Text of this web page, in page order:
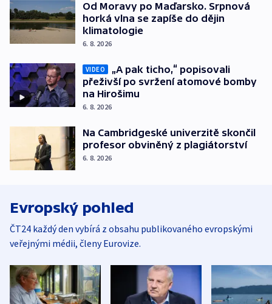
Od Moravy po Maďarsko. Srpnová
horká vlna se zapíše do dějin
klimatologie
6. 8. 2026
VIDEO
„A pak ticho,“ popisovali
přeživší po svržení atomové bomby
na Hirošimu
6. 8. 2026
Na Cambridgeské univerzitě skončil
profesor obviněný z plagiátorství
6. 8. 2026
Evropský pohled
ČT24 každý den vybírá z obsahu publikovaného evropskými
veřejnými médii, členy Eurovize.